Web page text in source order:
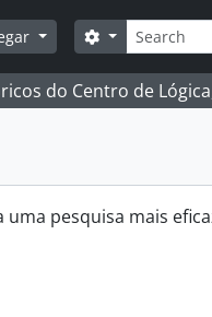
Buscar
Opções de
do Centro de
pesquisa mais